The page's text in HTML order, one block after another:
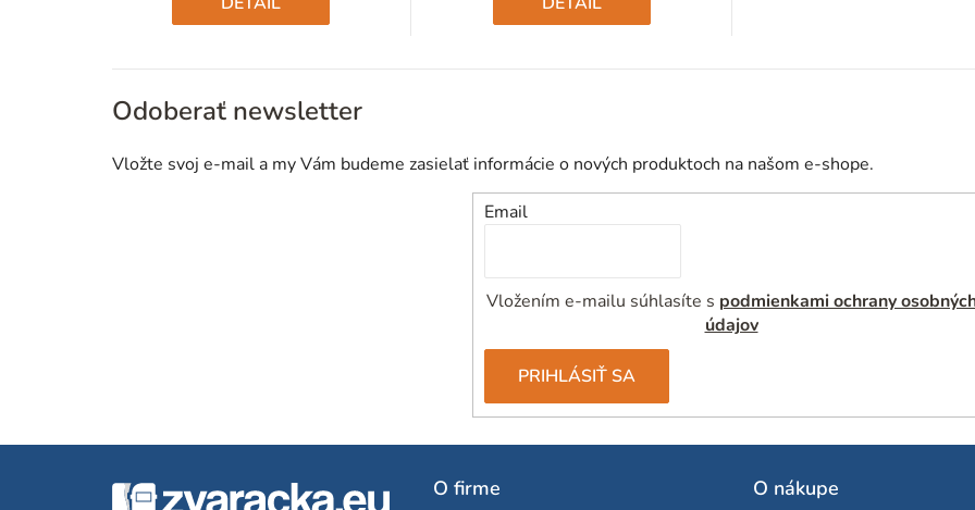
Odoberať newsletter
Vložte svoj e-mail a my Vám budeme zasielať informácie o nových produktoch na našom e-shope.
Email
Vložením e-mailu súhlasíte s podmienkami ochrany
údajov
PRIHLÁSIŤ SA
O firme O nákupe